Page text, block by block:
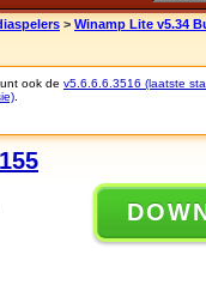
> Winamp Lite v5.34
ook de v5.6.6.6.3516 (laatste